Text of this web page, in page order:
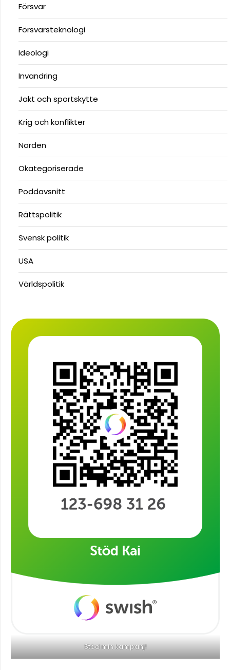
Försvar
Försvarsteknologi
Ideologi
Invandring
Jakt och sportskytte
Krig och konflikter
Norden
Okategoriserade
Poddavsnitt
Rättspolitik
Svensk politik
USA
Världspolitik
Stöd min kampanj!